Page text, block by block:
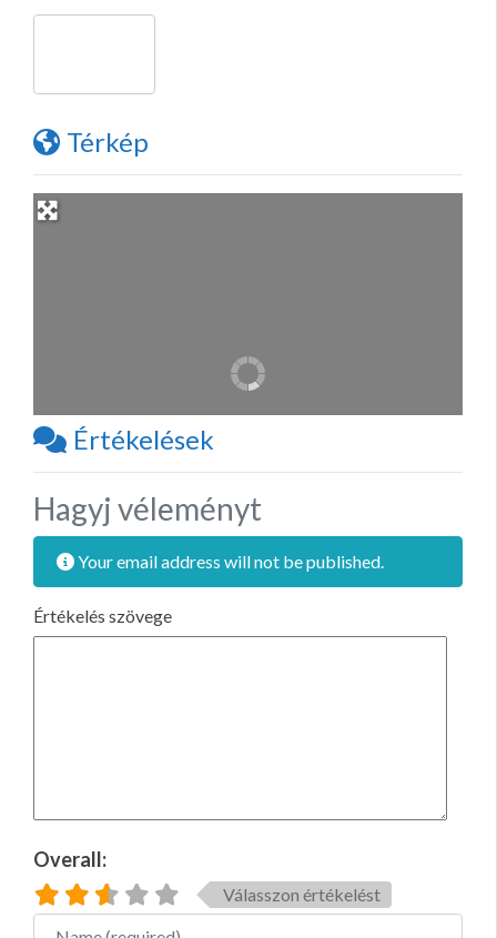
Térkép
Értékelések
Hagyj véleményt
Your email address will not be published.
Értékelés szövege
Overall:
Válasszon értékelést
Name